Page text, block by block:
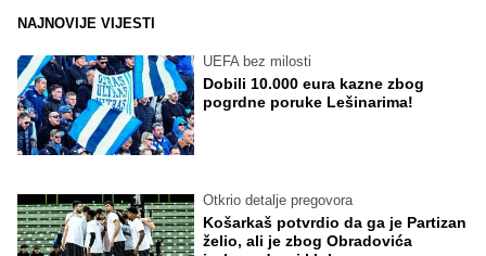
NAJNOVIJE VIJESTI
UEFA bez milosti
Dobili 10.000 eura kazne zbog
pogrdne poruke Lešinarima!
Otkrio detalje pregovora
Košarkaš potvrdio da ga je Partizan
želio, ali je zbog Obradovića